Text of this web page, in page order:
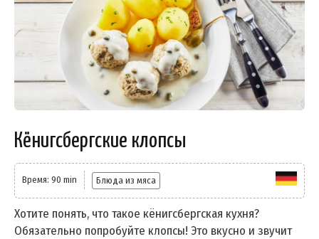
Кёнигсбергские клопсы
Время: 90 min Блюда из мяса
Хотите понять, что такое кёнигсбергская кухня?
Обязательно попробуйте клопсы! Это вкусно и звучит